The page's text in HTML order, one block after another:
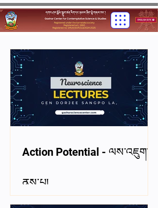
Action Potential - ལས་འཇུག་
ནུས་པ།